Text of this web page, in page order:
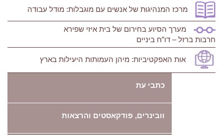
מרכז המנהיגוּת של אנשים עם מוגבלות: מודל עבודה
מערך הסיוע בחירום של בית איזי שפירא
חרבות ברזל – דו”ח ביניים
אות האפקטיביות: מיהן העמותות היעילות בארץ
כתבי עת
וובינרים, פודקאסטים והרצאות